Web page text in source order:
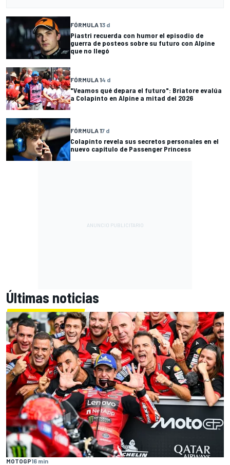
FÓRMULA 13 d
Piastri recuerda con humor el episodio de
guerra de posteos sobre su futuro con Alpine
que no llegó
FÓRMULA 14 d
"Veamos qué depara el futuro": Briatore evalúa
a Colapinto en Alpine a mitad del 2026
FÓRMULA 17 d
Colapinto revela sus secretos personales en el
nuevo capítulo de Passenger Princess
Últimas noticias
MOTOGP16 min